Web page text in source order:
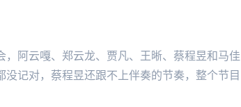
阿云嘎、郑云龙、贾凡、王晰、蔡程昱和马佳
记对，蔡程昱还跟不上伴奏的节奏，整个节目